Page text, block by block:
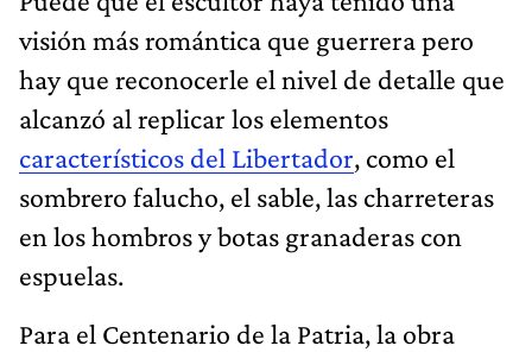
visión más romántica que guerrera pero
hay que reconocerle el nivel de detalle que
alcanzó al replicar los elementos
característicos del Libertador, como el
sombrero falucho, el sable, las charreteras
en los hombros y botas granaderas con
espuelas.
Para el Centenario de la Patria, la obra